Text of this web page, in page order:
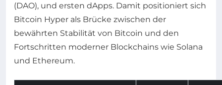
(DAO), und ersten dApps. Damit positioniert sich
Bitcoin Hyper als Brücke zwischen der
bewährten Stabilität von Bitcoin und den
Fortschritten moderner Blockchains wie Solana
und Ethereum.